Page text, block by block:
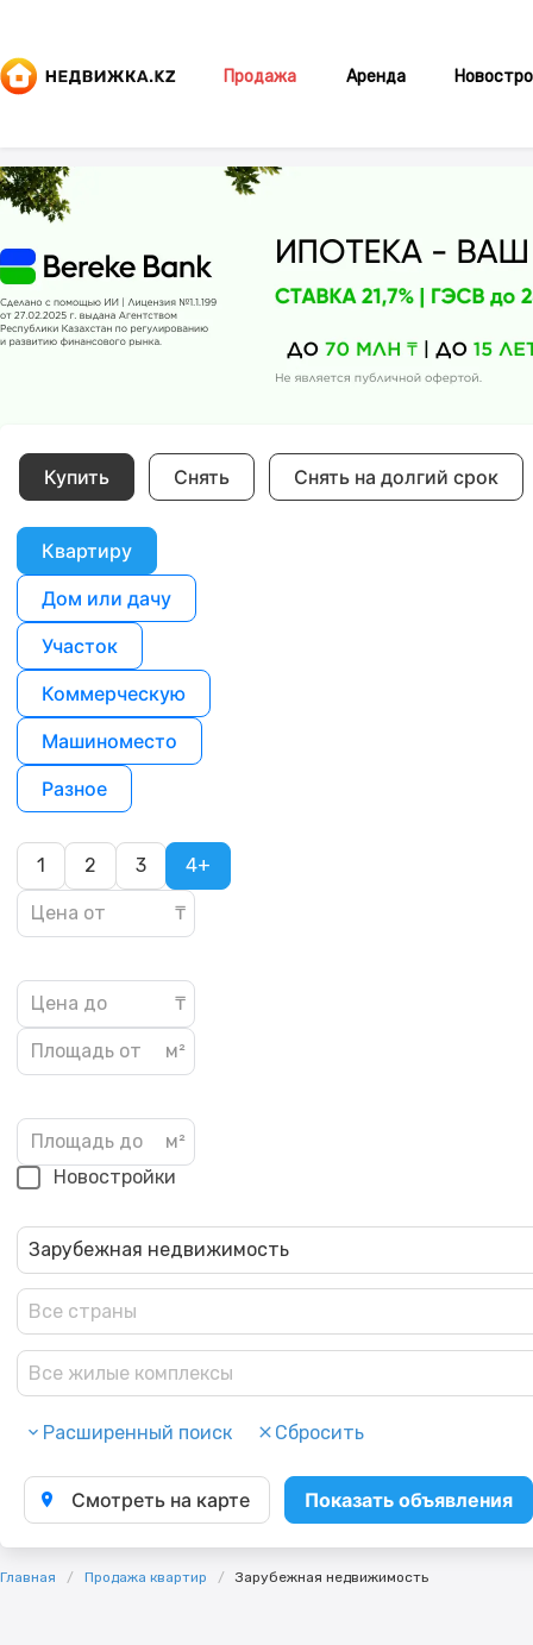
Продажа Аренда
Купить Снять Снять на долгий срок
Квартиру
Дом или дачу
Участок
Коммерческую
Машиноместо
Разное
1 2 3 4+
Новостройки
Зарубежная недвижимость
Все страны
Все жилые комплексы
Расширенный поиск Сбросить
Смотреть на карте Показать объявления
Главная Продажа квартир Зарубежная недвижимость